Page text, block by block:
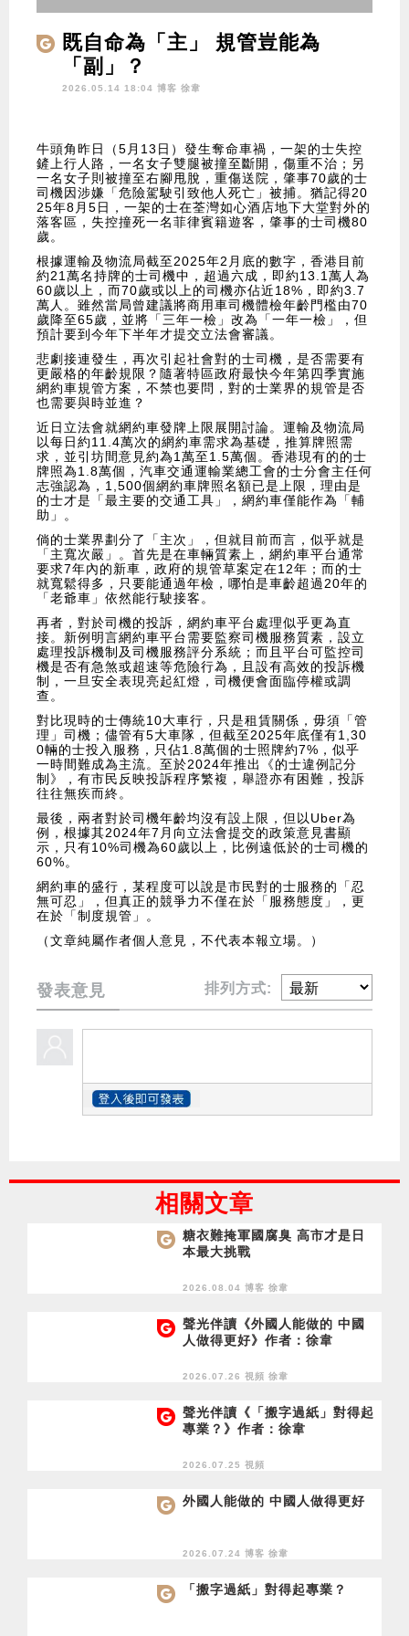
既自命為「主」 規管豈能為
「副」？
2026.05.14 18:04 博客 徐韋
牛頭角昨日（5月13日）發生奪命車禍，一架的士失控
鏟上行人路，一名女子雙腿被撞至斷開，傷重不治；另
一名女子則被撞至右腳甩脫，重傷送院，肇事70歲的士
司機因涉嫌「危險駕駛引致他人死亡」被捕。猶記得20
25年8月5日，一架的士在荃灣如心酒店地下大堂對外的
落客區，失控撞死一名菲律賓籍遊客，肇事的士司機80
歲。
根據運輸及物流局截至2025年2月底的數字，香港目前
約21萬名持牌的士司機中，超過六成，即約13.1萬人為
60歲以上，而70歲或以上的司機亦佔近18%，即約3.7
萬人。雖然當局曾建議將商用車司機體檢年齡門檻由70
歲降至65歲，並將「三年一檢」改為「一年一檢」，但
預計要到今年下半年才提交立法會審議。
悲劇接連發生，再次引起社會對的士司機，是否需要有
更嚴格的年齡規限？隨著特區政府最快今年第四季實施
網約車規管方案，不禁也要問，對的士業界的規管是否
也需要與時並進？
近日立法會就網約車發牌上限展開討論。運輸及物流局
以每日約11.4萬次的網約車需求為基礎，推算牌照需
求，並引坊間意見約為1萬至1.5萬個。香港現有的的士
牌照為1.8萬個，汽車交通運輸業總工會的士分會主任何
志強認為，1,500個網約車牌照名額已是上限，理由是
的士才是「最主要的交通工具」，網約車僅能作為「輔
助」。
倘的士業界劃分了「主次」，但就目前而言，似乎就是
「主寬次嚴」。首先是在車輛質素上，網約車平台通常
要求7年內的新車，政府的規管草案定在12年；而的士
就寬鬆得多，只要能通過年檢，哪怕是車齡超過20年的
「老爺車」依然能行駛接客。
再者，對於司機的投訴，網約車平台處理似乎更為直
接。新例明言網約車平台需要監察司機服務質素，設立
處理投訴機制及司機服務評分系統；而且平台可監控司
機是否有急煞或超速等危險行為，且設有高效的投訴機
制，一旦安全表現亮起紅燈，司機便會面臨停權或調
查。
對比現時的士傳統10大車行，只是租賃關係，毋須「管
理」司機；儘管有5大車隊，但截至2025年底僅有1,30
0輛的士投入服務，只佔1.8萬個的士照牌約7%，似乎
一時間難成為主流。至於2024年推出《的士違例記分
制》，有市民反映投訴程序繁複，舉證亦有困難，投訴
往往無疾而終。
最後，兩者對於司機年齡均沒有設上限，但以Uber為
例，根據其2024年7月向立法會提交的政策意見書顯
示，只有10%司機為60歲以上，比例遠低於的士司機的
60%。
網約車的盛行，某程度可以說是市民對的士服務的「忍
無可忍」，但真正的競爭力不僅在於「服務態度」，更
在於「制度規管」。
（文章純屬作者個人意見，不代表本報立場。）
發表意見 排列方式:
相關文章
糖衣難掩軍國腐臭 高市才是日
本最大挑戰
2026.08.04 博客 徐韋
聲光伴讀《外國人能做的 中國
人做得更好》作者：徐韋
2026.07.26 視頻 徐韋
聲光伴讀《「搬字過紙」對得起
專業？》作者：徐韋
2026.07.25 視頻
外國人能做的 中國人做得更好
2026.07.24 博客 徐韋
「搬字過紙」對得起專業？